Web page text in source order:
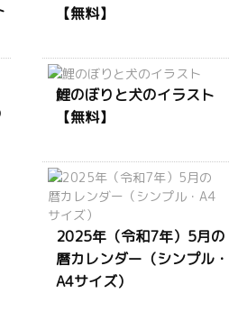
【無料】
鯉のぼりと犬のイラスト
【無料】
2025年（令和7年）5月の
暦カレンダー（シンプル・
A4サイズ）